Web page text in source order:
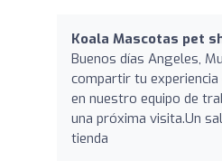
Koala Mascotas pet
Buenos días Angeles,
compartir tu
en nuestro equipo de
una próxima visita.Un
tienda